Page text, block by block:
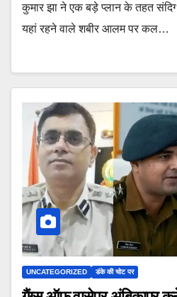
कुमार झा ने एक बड़े प्लान के तहत
यहां रहने वाले शबीर आलम पर कल…
UNCATEGORIZED डंके की चोट पर